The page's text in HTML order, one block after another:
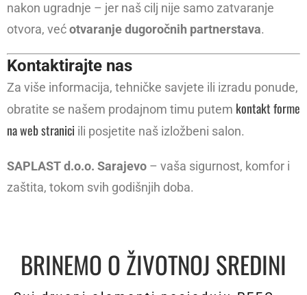
nakon ugradnje – jer naš cilj nije samo zatvaranje
otvora, većotvaranje dugoročnih partnerstava.
Kontaktirajte nas
Za više informacija, tehničke savjete ili izradu ponude,
obratite se našem prodajnom timu putem kontakt forme
na web stranici ili posjetite naš izložbeni salon.
SAPLAST d.o.o. Sarajevo – vaša sigurnost, komfor i
zaštita, tokom svih godišnjih doba.
BRINEMO O ŽIVOTNOJ SREDINI